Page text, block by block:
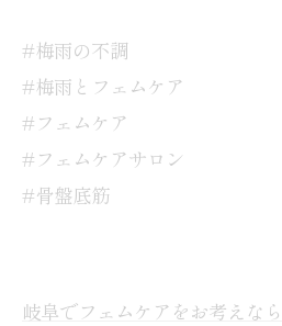
#梅雨の不調
#梅雨とフェムケア
#フェムケア
#フェムケアサロン
#骨盤底筋
岐阜でフェムケアをお考えなら